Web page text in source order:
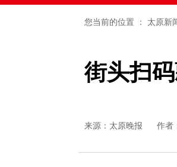
您当前的位置 ： 太原新
街头扫
来源： 太原晚报 作者